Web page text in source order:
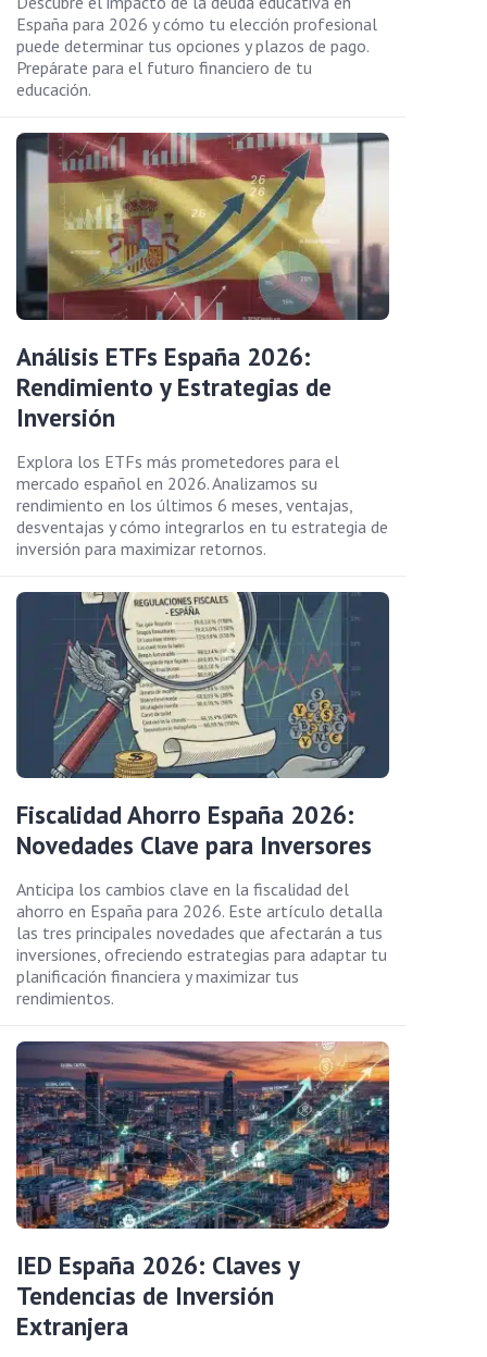
España para 2026 y cómo tu elección profesional
puede determinar tus opciones y plazos de pago.
Prepárate para el futuro financiero de tu
educación.
Análisis ETFs España 2026:
Rendimiento y Estrategias de
Inversión
Explora los ETFs más prometedores para el
mercado español en 2026. Analizamos su
rendimiento en los últimos 6 meses, ventajas,
desventajas y cómo integrarlos en tu estrategia de
inversión para maximizar retornos.
Fiscalidad Ahorro España 2026:
Novedades Clave para Inversores
Anticipa los cambios clave en la fiscalidad del
ahorro en España para 2026. Este artículo detalla
las tres principales novedades que afectarán a tus
inversiones, ofreciendo estrategias para adaptar tu
planificación financiera y maximizar tus
rendimientos.
IED España 2026: Claves y
Tendencias de Inversión
Extranjera